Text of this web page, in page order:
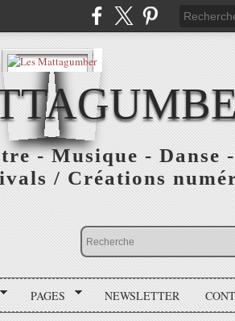
- Musique - Danse
/ Créations
PAGES NEWSLETTER